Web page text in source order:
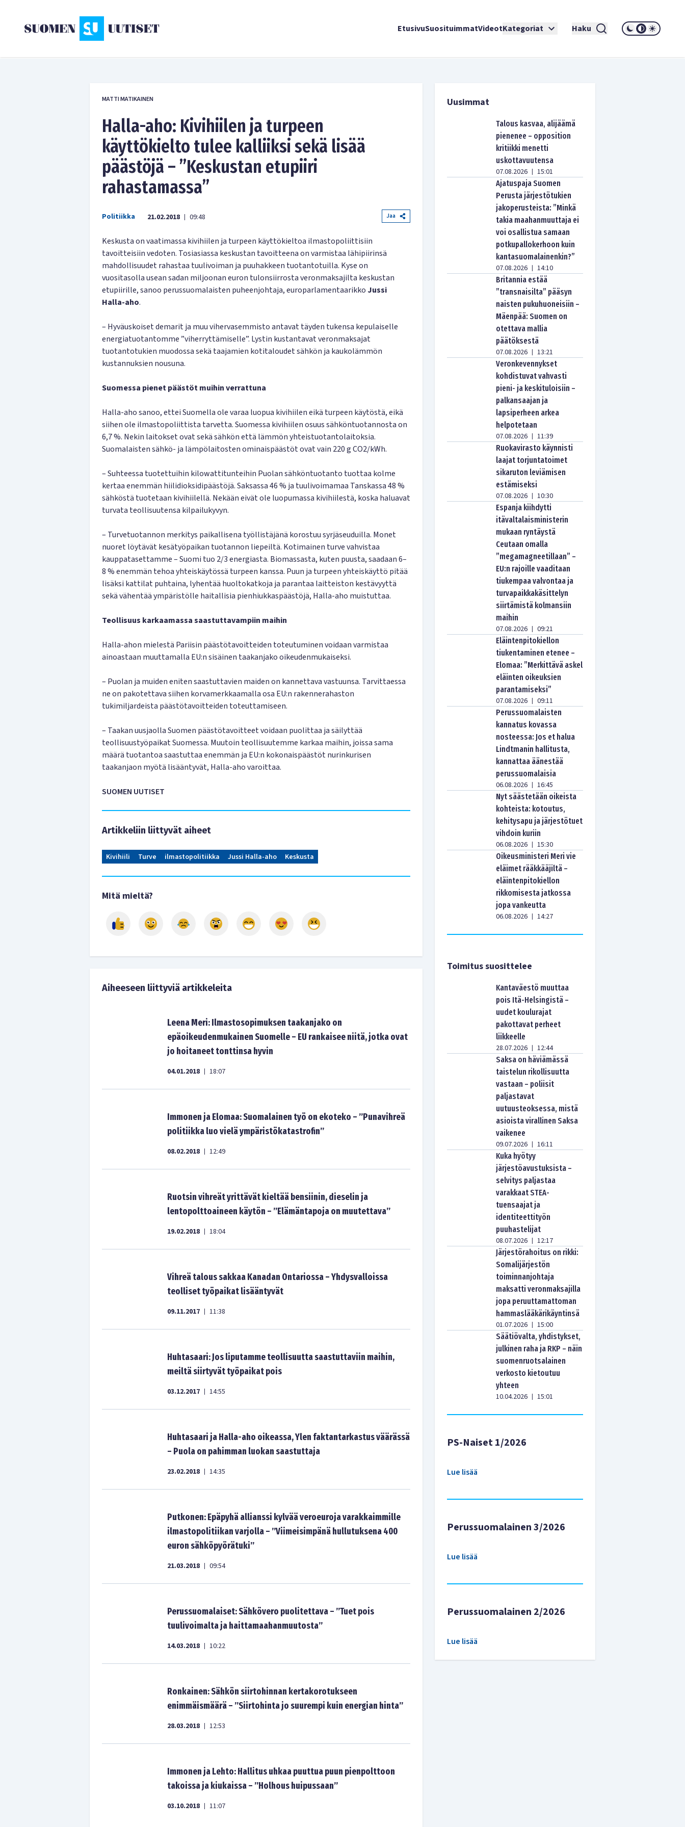
EtusivuSuosituimmatVideotKategoriat Haku
MATTI MATIKAINEN
Halla-aho: Kivihiilen ja turpeen
käyttökielto tulee kalliiksi sekä lisää
päästöjä – ”Keskustan etupiiri
rahastamassa”
Politiikka 21.02.2018 | 09:48 Jaa
Keskusta on vaatimassa kivihiilen ja turpeen käyttökieltoa ilmastopoliittisiin
tavoitteisiin vedoten. Tosiasiassa keskustan tavoitteena on varmistaa lähipiirinsä
mahdollisuudet rahastaa tuulivoiman ja puuhakkeen tuotantotuilla. Kyse on
vuositasolla usean sadan miljoonan euron tulonsiirrosta veronmaksajilta keskustan
etupiirille, sanoo perussuomalaisten puheenjohtaja, europarlamentaarikko Jussi
Halla-aho.
– Hyväuskoiset demarit ja muu vihervasemmisto antavat täyden tukensa kepulaiselle
energiatuotantomme ”viherryttämiselle”. Lystin kustantavat veronmaksajat
tuotantotukien muodossa sekä taajamien kotitaloudet sähkön ja kaukolämmön
kustannuksien nousuna.
Suomessa pienet päästöt muihin verrattuna
Halla-aho sanoo, ettei Suomella ole varaa luopua kivihiilen eikä turpeen käytöstä, eikä
siihen ole ilmastopoliittista tarvetta. Suomessa kivihiilen osuus sähköntuotannosta on
6,7 %. Nekin laitokset ovat sekä sähkön että lämmön yhteistuotantolaitoksia.
Suomalaisten sähkö- ja lämpölaitosten ominaispäästöt ovat vain 220 g CO2/kWh.
– Suhteessa tuotettuihin kilowattitunteihin Puolan sähköntuotanto tuottaa kolme
kertaa enemmän hiilidioksidipäästöjä. Saksassa 46 % ja tuulivoimamaa Tanskassa 48 %
sähköstä tuotetaan kivihiilellä. Nekään eivät ole luopumassa kivihiilestä, koska haluavat
turvata teollisuutensa kilpailukyvyn.
– Turvetuotannon merkitys paikallisena työllistäjänä korostuu syrjäseuduilla. Monet
nuoret löytävät kesätyöpaikan tuotannon liepeiltä. Kotimainen turve vahvistaa
kauppatasettamme – Suomi tuo 2/3 energiasta. Biomassasta, kuten puusta, saadaan 6–
8 % enemmän tehoa yhteiskäytössä turpeen kanssa. Puun ja turpeen yhteiskäyttö pitää
lisäksi kattilat puhtaina, lyhentää huoltokatkoja ja parantaa laitteiston kestävyyttä
sekä vähentää ympäristölle haitallisia pienhiukkaspäästöjä, Halla-aho muistuttaa.
Teollisuus karkaamassa saastuttavampiin maihin
Halla-ahon mielestä Pariisin päästötavoitteiden toteutuminen voidaan varmistaa
ainoastaan muuttamalla EU:n sisäinen taakanjako oikeudenmukaiseksi.
– Puolan ja muiden eniten saastuttavien maiden on kannettava vastuunsa. Tarvittaessa
ne on pakotettava siihen korvamerkkaamalla osa EU:n rakennerahaston
tukimiljardeista päästötavoitteiden toteuttamiseen.
– Taakan uusjaolla Suomen päästötavoitteet voidaan puolittaa ja säilyttää
teollisuustyöpaikat Suomessa. Muutoin teollisuutemme karkaa maihin, joissa sama
määrä tuotantoa saastuttaa enemmän ja EU:n kokonaispäästöt nurinkurisen
taakanjaon myötä lisääntyvät, Halla-aho varoittaa.
SUOMEN UUTISET
Artikkeliin liittyvät aiheet
Kivihiili Turve ilmastopolitiikka Jussi Halla-aho Keskusta
Mitä mieltä?
Aiheeseen liittyviä artikkeleita
Leena Meri: Ilmastosopimuksen taakanjako on
epäoikeudenmukainen Suomelle – EU rankaisee niitä, jotka ovat
jo hoitaneet tonttinsa hyvin
04.01.2018 | 18:07
Immonen ja Elomaa: Suomalainen työ on ekoteko – ”Punavihreä
politiikka luo vielä ympäristökatastrofin”
08.02.2018 | 12:49
Ruotsin vihreät yrittävät kieltää bensiinin, dieselin ja
lentopolttoaineen käytön – ”Elämäntapoja on muutettava”
19.02.2018 | 18:04
Vihreä talous sakkaa Kanadan Ontariossa – Yhdysvalloissa
teolliset työpaikat lisääntyvät
09.11.2017 | 11:38
Huhtasaari: Jos liputamme teollisuutta saastuttaviin maihin,
meiltä siirtyvät työpaikat pois
03.12.2017 | 14:55
Huhtasaari ja Halla-aho oikeassa, Ylen faktantarkastus väärässä
– Puola on pahimman luokan saastuttaja
23.02.2018 | 14:35
Putkonen: Epäpyhä allianssi kylvää veroeuroja varakkaimmille
ilmastopolitiikan varjolla – ”Viimeisimpänä hullutuksena 400
euron sähköpyörätuki”
21.03.2018 | 09:54
Perussuomalaiset: Sähkövero puolitettava – ”Tuet pois
tuulivoimalta ja haittamaahanmuutosta”
14.03.2018 | 10:22
Ronkainen: Sähkön siirtohinnan kertakorotukseen
enimmäismäärä – ”Siirtohinta jo suurempi kuin energian hinta”
28.03.2018 | 12:53
Immonen ja Lehto: Hallitus uhkaa puuttua puun pienpolttoon
takoissa ja kiukaissa – ”Holhous huipussaan”
03.10.2018 | 11:07
Uusimmat
Talous kasvaa, alijäämä
pienenee – opposition
kritiikki menetti
uskottavuutensa
07.08.2026 | 15:01
Ajatuspaja Suomen
Perusta järjestötukien
jakoperusteista: ”Minkä
takia maahanmuuttaja ei
voi osallistua samaan
potkupallokerhoon kuin
kantasuomalainenkin?”
07.08.2026 | 14:10
Britannia estää
”transnaisilta” pääsyn
naisten pukuhuoneisiin –
Mäenpää: Suomen on
otettava mallia
päätöksestä
07.08.2026 | 13:21
Veronkevennykset
kohdistuvat vahvasti
pieni- ja keskituloisiin –
palkansaajan ja
lapsiperheen arkea
helpotetaan
07.08.2026 | 11:39
Ruokavirasto käynnisti
laajat torjuntatoimet
sikaruton leviämisen
estämiseksi
07.08.2026 | 10:30
Espanja kiihdytti
itävaltalaisministerin
mukaan ryntäystä
Ceutaan omalla
”megamagneetillaan” –
EU:n rajoille vaaditaan
tiukempaa valvontaa ja
turvapaikkakäsittelyn
siirtämistä kolmansiin
maihin
07.08.2026 | 09:21
Eläintenpitokiellon
tiukentaminen etenee –
Elomaa: ”Merkittävä askel
eläinten oikeuksien
parantamiseksi”
07.08.2026 | 09:11
Perussuomalaisten
kannatus kovassa
nosteessa: Jos et halua
Lindtmanin hallitusta,
kannattaa äänestää
perussuomalaisia
06.08.2026 | 16:45
Nyt säästetään oikeista
kohteista: kotoutus,
kehitysapu ja järjestötuet
vihdoin kuriin
06.08.2026 | 15:30
Oikeusministeri Meri vie
eläimet rääkkääjiltä –
eläintenpitokiellon
rikkomisesta jatkossa
jopa vankeutta
06.08.2026 | 14:27
Toimitus suosittelee
Kantaväestö muuttaa
pois Itä-Helsingistä –
uudet koulurajat
pakottavat perheet
liikkeelle
28.07.2026 | 12:44
Saksa on häviämässä
taistelun rikollisuutta
vastaan – poliisit
paljastavat
uutuusteoksessa, mistä
asioista virallinen Saksa
vaikenee
09.07.2026 | 16:11
Kuka hyötyy
järjestöavustuksista –
selvitys paljastaa
varakkaat STEA-
tuensaajat ja
identiteettityön
puuhastelijat
08.07.2026 | 12:17
Järjestörahoitus on rikki:
Somalijärjestön
toiminnanjohtaja
maksatti veronmaksajilla
jopa peruuttamattoman
hammaslääkärikäyntinsä
01.07.2026 | 15:00
Säätiövalta, yhdistykset,
julkinen raha ja RKP – näin
suomenruotsalainen
verkosto kietoutuu
yhteen
10.04.2026 | 15:01
PS-Naiset 1/2026
Lue lisää
Perussuomalainen 3/2026
Lue lisää
Perussuomalainen 2/2026
Lue lisää